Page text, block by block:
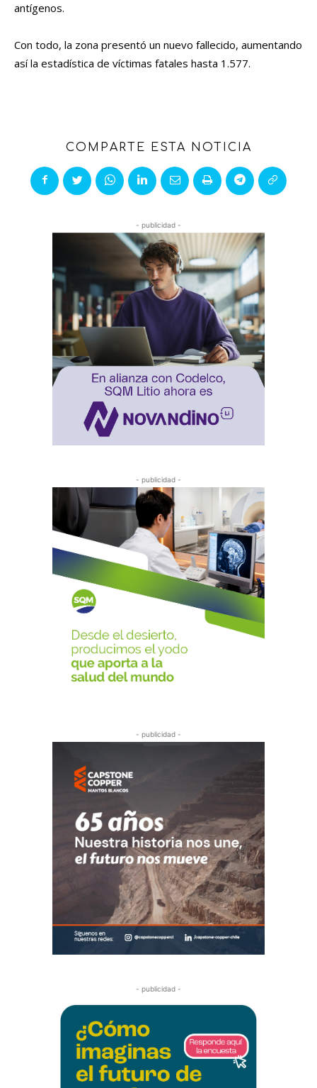
antígenos.
Con todo, la zona presentó un nuevo fallecido, aumentando
así la estadística de víctimas fatales hasta 1.577.
COMPARTE ESTA NOTICIA
- publicidad -
- publicidad -
- publicidad -
- publicidad -